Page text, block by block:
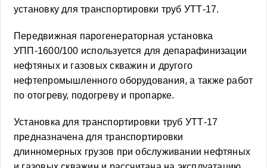
установку для транспортировки труб УТТ-17.
Передвижная парогенераторная установка
УПП-1600/100 используется для депарафинизации
нефтяных и газовых скважин и другого
нефтепромышленного оборудования, а также работ
по отогреву, подогреву и пропарке.
Установка для транспортировки труб УТТ-17
предназначена для транспортировки
длинномерных грузов при обслуживании нефтяных